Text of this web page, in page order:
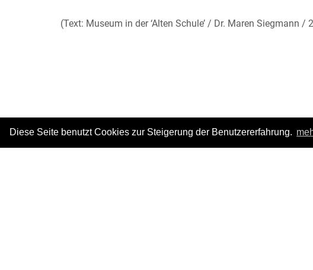
Diese Seite benutzt Cookies zur Steigerung der Benutzererfahrung.
(Text: Museum in der ‘Alten Schule’ / Dr. Maren Siegmann /